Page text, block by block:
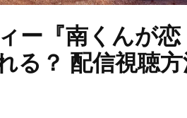
ー『南くんが恋
る？ 配信視聴